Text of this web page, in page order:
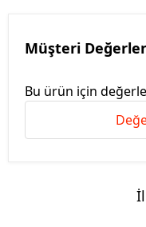
Müşteri
Bu ürün için